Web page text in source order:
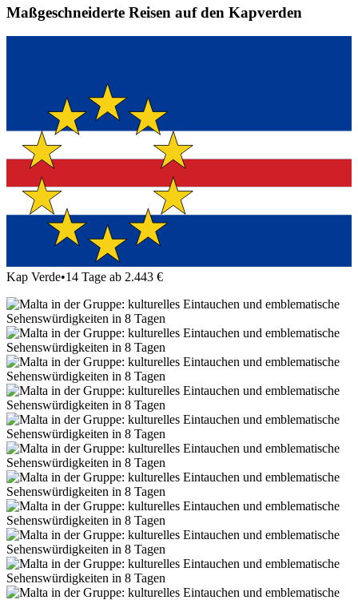
Maßgeschneiderte Reisen auf den Kapverden
Kap Verde•14 Tage ab 2.443 €